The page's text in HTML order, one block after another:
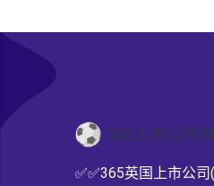
✅✅365英国上市公